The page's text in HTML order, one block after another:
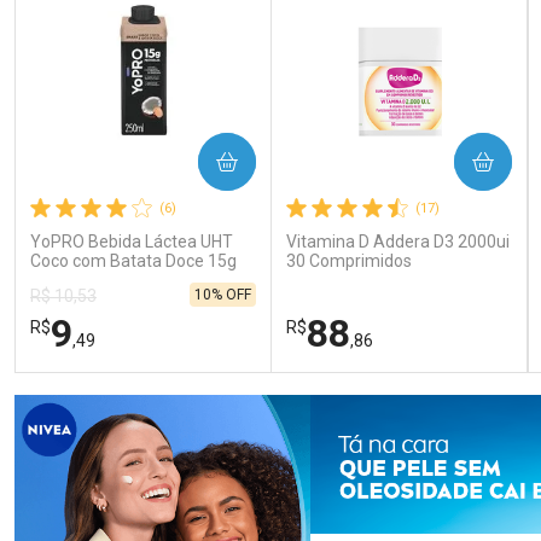
(6)
YoPRO Bebida Láctea UHT
Coco com Batata Doce 15g
R$ 10,53
R$9,49
10% OFF
COMPRAR
FECHAR
Laboratório
FECHAR
Por Menos
(17)
Vitamina D Addera D3 2000ui
30 Comprimidos
R$88,86
COMPRAR
Laboratório
Por Menos